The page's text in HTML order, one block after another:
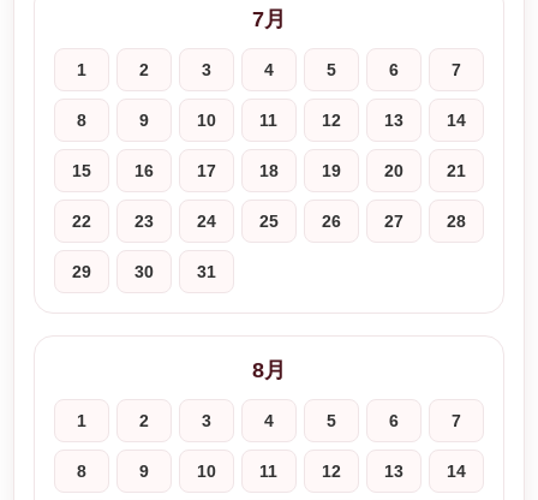
7月
1 2 3 4 5 6 7
8 9 10 11 12 13 14
15 16 17 18 19 20 21
22 23 24 25 26 27 28
29 30 31
8月
1 2 3 4 5 6 7
8 9 10 11 12 13 14